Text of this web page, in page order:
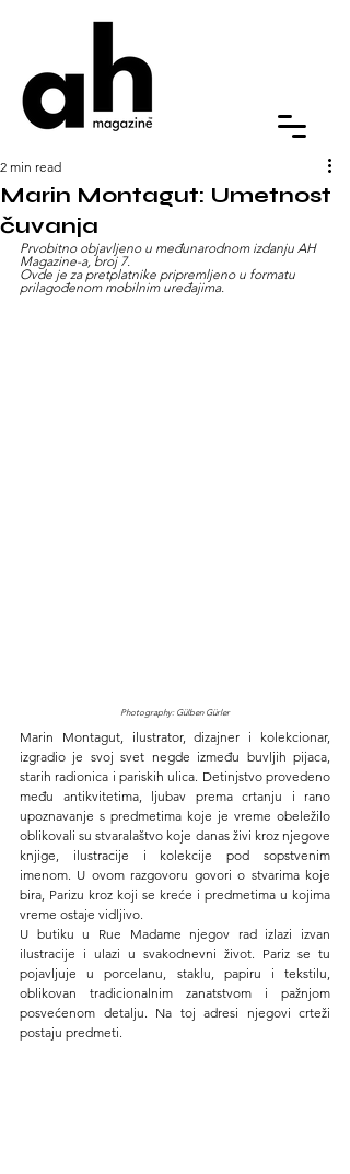
Marin Montagut: Umetnost
čuvanja
2 min read
Prvobitno objavljeno u međunarodnom izdanju AH
Magazine-a, broj 7.
Ovde je za pretplatnike pripremljeno u formatu
prilagođenom mobilnim uređajima.
Photography: Gülben Gürler
Marin Montagut, ilustrator, dizajner i kolekcionar,
izgradio je svoj svet negde između buvljih pijaca,
starih radionica i pariskih ulica. Detinjstvo provedeno
među antikvitetima, ljubav prema crtanju i rano
upoznavanje s predmetima koje je vreme obeležilo
oblikovali su stvaralaštvo koje danas živi kroz njegove
knjige, ilustracije i kolekcije pod sopstvenim
imenom. U ovom razgovoru govori o stvarima koje
bira, Parizu kroz koji se kreće i predmetima u kojima
vreme ostaje vidljivo.
U butiku u Rue Madame njegov rad izlazi izvan
ilustracije i ulazi u svakodnevni život. Pariz se tu
pojavljuje u porcelanu, staklu, papiru i tekstilu,
oblikovan tradicionalnim zanatstvom i pažnjom
posvećenom detalju. Na toj adresi njegovi crteži
postaju predmeti.